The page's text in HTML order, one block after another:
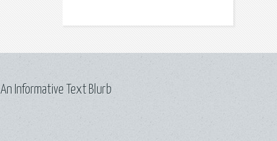
An Informative Text Blurb